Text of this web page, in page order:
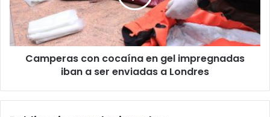
Camperas con cocaína en gel impregnadas
iban a ser enviadas a Londres